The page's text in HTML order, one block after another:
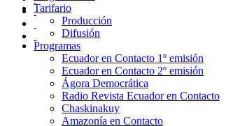
Tarifario
Producción
Difusión
Programas
Ecuador en Contacto 1º emisión
Ecuador en Contacto 2º emisión
Ágora Democrática
Radio Revista Ecuador en Contacto
Chaskinakuy
Amazonía en Contacto